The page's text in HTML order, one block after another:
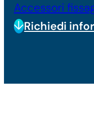
Accessori
Richiedi